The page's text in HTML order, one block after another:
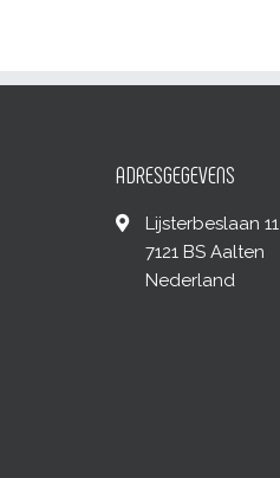
ADRESGEGEVENS
Lijsterbeslaan 11
7121 BS Aalten
Nederland